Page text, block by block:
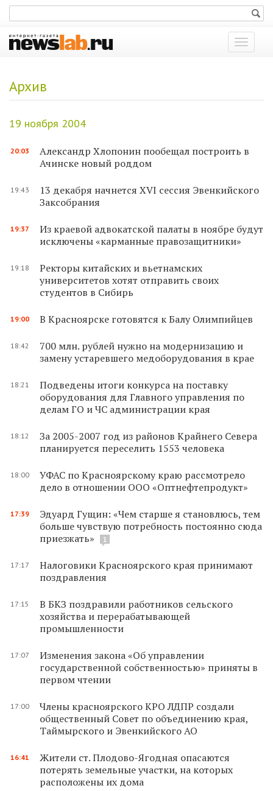
Показать
меню
Архив
19 ноября 2004
20:03
Александр Хлопонин пообещал построить в
Ачинске новый роддом
19:43
13 декабря начнется XVI сессия Эвенкийского
Заксобрания
19:37
Из краевой адвокатской палаты в ноябре будут
исключены «карманные правозащитники»
19:18
Ректоры китайских и вьетнамских
университетов хотят отправить своих
студентов в Сибирь
19:00 В Красноярске готовятся к Балу Олимпийцев
18:42
700 млн. рублей нужно на модернизацию и
замену устаревшего медоборудования в крае
18:21
Подведены итоги конкурса на поставку
оборудования для Главного управления по
делам ГО и ЧС администрации края
18:12
За 2005-2007 год из районов Крайнего Севера
планируется переселить 1553 человека
18:00
УФАС по Красноярскому краю рассмотрело
дело в отношении ООО «Оптнефтепродукт»
17:39
Эдуард Гущин: «Чем старше я становлюсь, тем
больше чувствую потребность постоянно сюда
приезжать»
1
17:17
Налоговики Красноярского края принимают
поздравления
17:15
В БКЗ поздравили работников сельского
хозяйства и перерабатывающей
промышленности
17:07
Изменения закона «Об управлении
государственной собственностью» приняты в
первом чтении
17:00
Члены красноярского КРО ЛДПР создали
общественный Совет по объединению края,
Таймырского и Эвенкийского АО
16:41
Жители ст. Плодово-Ягодная опасаются
потерять земельные участки, на которых
расположены их дома